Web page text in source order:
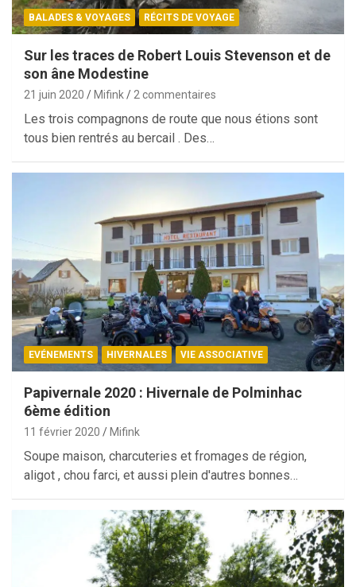
BALADES & VOYAGES RÉCITS DE VOYAGE
Sur les traces de Robert Louis Stevenson et de
son âne Modestine
21 juin 2020 Mifink 2 commentaires
Les trois compagnons de route que nous étions sont
tous bien rentrés au bercail . Des…
EVÉNEMENTS HIVERNALES VIE ASSOCIATIVE
Papivernale 2020 : Hivernale de Polminhac
6ème édition
11 février 2020 Mifink
Soupe maison, charcuteries et fromages de région,
aligot , chou farci, et aussi plein d'autres bonnes…